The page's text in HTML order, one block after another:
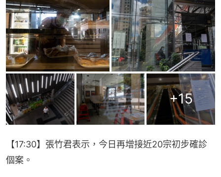
+15
【17:30】張竹君表示，今日再增接近20宗初步確診
個案。